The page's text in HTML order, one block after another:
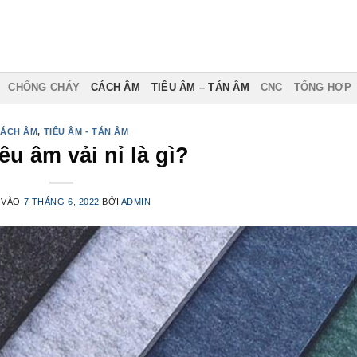
CHỐNG CHÁY CÁCH ÂM TIÊU ÂM – TÁN ÂM CNC TỔNG HỢP
ÂM, TIÊU ÂM - TÁN ÂM
âm vải nỉ là gì?
7 THÁNG 6, 2022 BỞI ADMIN